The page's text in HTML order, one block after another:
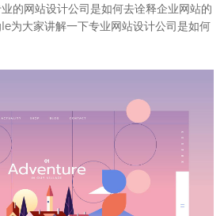
的网站设计公司是如何去诠释企业网站的
为大家讲解一下专业网站设计公司是如何